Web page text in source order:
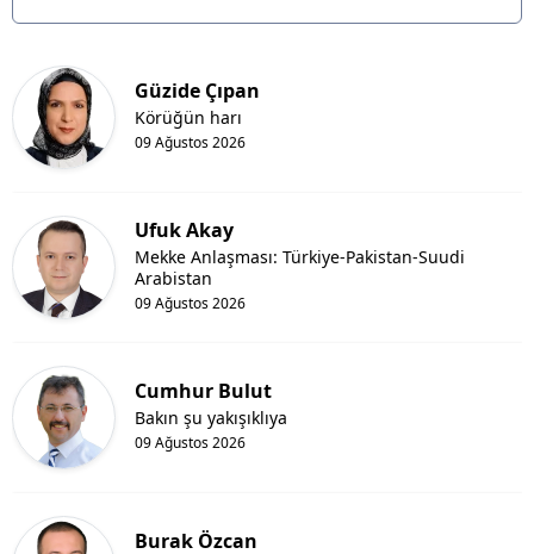
Güzide Çıpan
09 Ağustos 2026
Körüğün harı
Ufuk Akay
09 Ağustos 2026
Mekke Anlaşması: Türkiye-Pakistan-Suudi
Arabistan
Cumhur Bulut
09 Ağustos 2026
Bakın şu yakışıklıya
Burak Özcan